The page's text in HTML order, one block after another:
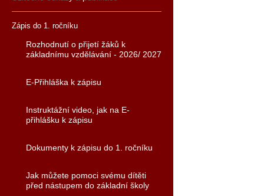
Zápis do 1. ročníku
Rozhodnutí o přijetí žáků k
základnímu vzdělávání - 2026/ 2027
E-Přihláška k zápisu
Instruktážní video, jak na E-
přihlášku k zápisu
Dokumenty k zápisu do 1. ročníku
Jak můžete pomoci svému dítěti
před nástupem do základní školy